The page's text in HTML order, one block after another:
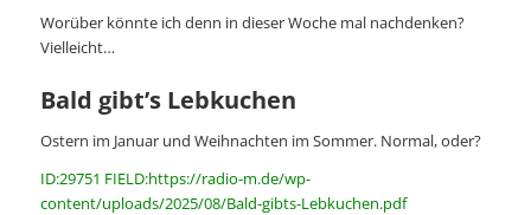
Worüber könnte ich denn in dieser Woche mal nachdenken?
Vielleicht…
Bald gibt’s Lebkuchen
Ostern im Januar und Weihnachten im Sommer. Normal, oder?
ID:29751 FIELD:https://radio-m.de/wp-
content/uploads/2025/08/Bald-gibts-Lebkuchen.pdf